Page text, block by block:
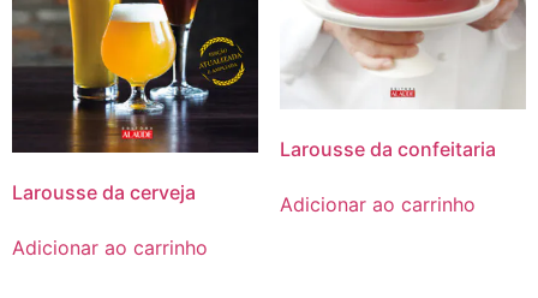
Larousse da cerveja
Adicionar ao carrinho
Larousse da confeitaria
Adicionar ao carrinho